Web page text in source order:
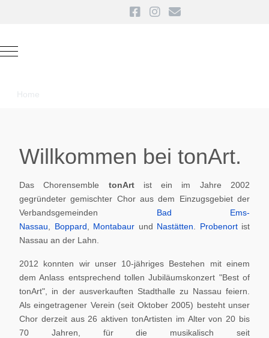
Mobile Menu Toggle
Home
Willkommen bei tonArt.
Das Chorensemble tonArt ist ein im Jahre 2002
gegründeter gemischter Chor aus dem Einzugsgebiet der
Verbandsgemeinden Bad Ems-
Nassau
Boppard Montabaur und Nastätten Probenortist
Nassau an der Lahn.
2012 konnten wir unser 10-jähriges Bestehen mit einem
dem Anlass entsprechend tollen Jubiläumskonzert "Best of
tonArt", in der ausverkauften Stadthalle zu Nassau feiern.
Als eingetragener Verein (seit Oktober 2005) besteht unser
Chor derzeit aus 26 aktiven tonArtisten im Alter von 20 bis
70 Jahren, für die musikalisch seit